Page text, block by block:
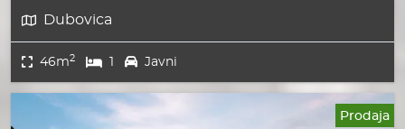
Dubovica
46m2 1 Javni
Prodaja